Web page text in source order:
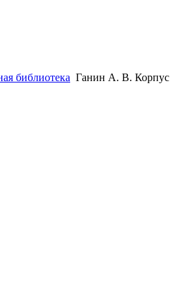
библиотека Ганин А. В. Корпус